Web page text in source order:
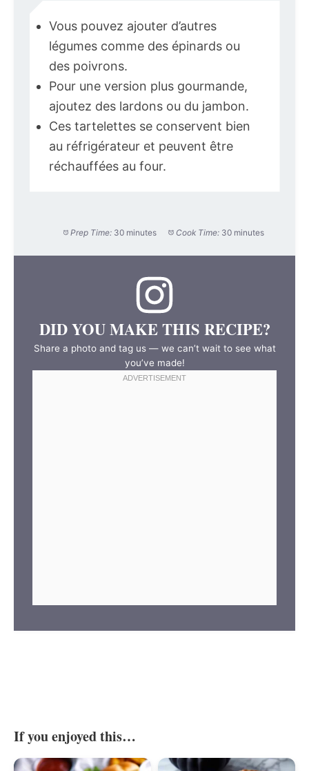
Vous pouvez ajouter d’autres
légumes comme des épinards ou
des poivrons.
Pour une version plus gourmande,
ajoutez des lardons ou du jambon.
Ces tartelettes se conservent bien
au réfrigérateur et peuvent être
réchauffées au four.
Prep Time: 30 minutes Cook Time: 30 minutes
DID YOU MAKE THIS RECIPE?
Share a photo and tag us — we can’t wait to see what
you’ve made!
If you enjoyed this…